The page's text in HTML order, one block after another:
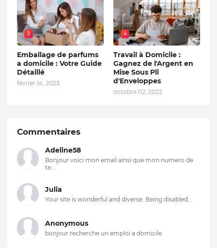
3
Emballage de parfums
a domicile : Votre Guide
Détaillé
février 14, 2023
4
Travail à Domicile :
Gagnez de l'Argent en
Mise Sous Pli
d'Enveloppes
octobre 02, 2022
Commentaires
Adeline58
Bonjour voici mon email ainsi que mon numero de
te...
Julia
Your site is wonderful and diverse. Being disabled...
Anonymous
bonjour recherche un emploi a domicile